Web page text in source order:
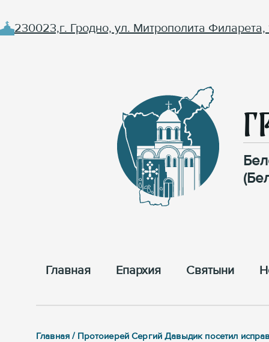
230023,г. Гродно, ул. Митрополита Филарета,
Главная Епархия Cвятыни
Главная / Протоиерей Сергий Давыдик посетил